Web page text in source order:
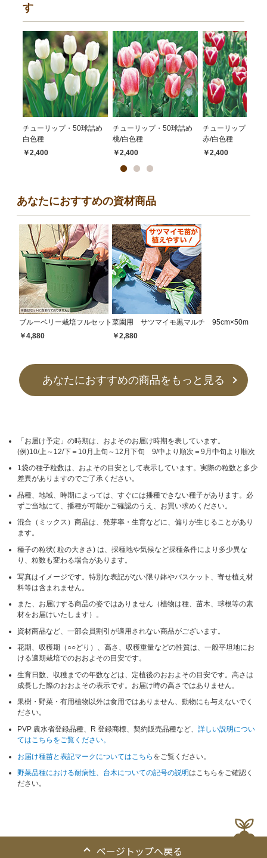
す
チューリップ・50球詰め
白色種
￥2,400
チューリップ・50球詰め
桃/白色種
￥2,400
チューリップ・50
赤/白色種
￥2,400
あなたにおすすめの資材商品
ブルーベリー栽培フルセット
￥4,880
菜園用 サツマイモ黒マルチ 95cm×50m
￥2,880
あなたにおすすめの商品をもっと見る
「お届け予定」の時期は、およそのお届け時期を表しています。
(例)10/上～12/下＝10月上旬～12月下旬 9/中より順次＝9月中旬より順次
1袋の種子粒数は、およその目安として表示しています。実際の粒数と多少
差異がありますのでご了承ください。
品種、地域、時期によっては、すぐには播種できない種子があります。必
ずご当地にて、播種が可能かご確認のうえ、お買い求めください。
混合（ミックス）商品は、発芽率・生育などに、偏りが生じることがあり
ます。
種子の粒状( 粒の大きさ) は、採種地や気候など採種条件により多少異な
り、粒数も変わる場合があります。
写真はイメージです。特別な表記がない限り鉢やバスケット、寄せ植え材
料等は含まれません。
また、お届けする商品の姿ではありません（植物は種、苗木、球根等の素
材をお届けいたします）。
資材商品など、一部会員割引が適用されない商品がございます。
花期、収穫期（○○どり）、高さ、収穫重量などの性質は、一般平坦地にお
ける適期栽培でのおおよその目安です。
生育日数、収穫までの年数などは、定植後のおおよその目安です。高さは
成長した際のおおよその表示です。お届け時の高さではありません。
果樹・野菜・有用植物以外は食用ではありません、動物にも与えないでく
ださい。
PVP 農水省登録品種、R 登録商標、契約販売品種など、詳しい説明につい
てはこちらをご覧ください。
お届け種苗と表記マークについてはこちら をご覧ください。
野菜品種における耐病性、台木についての記号の説明はこちらをご確認く
ださい。
ページトップへ戻る